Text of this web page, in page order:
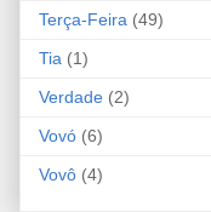
Terça-Feira (49)
Tia (1)
Verdade (2)
Vovó (6)
Vovô (4)